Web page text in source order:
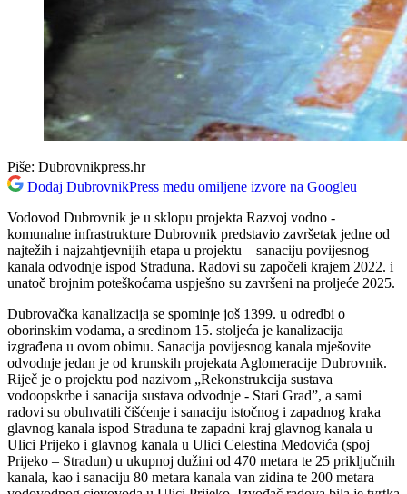
Piše: Dubrovnikpress.hr
Dodaj DubrovnikPress među omiljene izvore na Googleu
Vodovod Dubrovnik je u sklopu projekta Razvoj vodno -
komunalne infrastrukture Dubrovnik predstavio završetak jedne od
najtežih i najzahtjevnijih etapa u projektu – sanaciju povijesnog
kanala odvodnje ispod Straduna. Radovi su započeli krajem 2022. i
unatoč brojnim poteškoćama uspješno su završeni na proljeće 2025.
Dubrovačka kanalizacija se spominje još 1399. u odredbi o
oborinskim vodama, a sredinom 15. stoljeća je kanalizacija
izgrađena u ovom obimu. Sanacija povijesnog kanala mješovite
odvodnje jedan je od krunskih projekata Aglomeracije Dubrovnik.
Riječ je o projektu pod nazivom „Rekonstrukcija sustava
vodoopskrbe i sanacija sustava odvodnje - Stari Grad”, a sami
radovi su obuhvatili čišćenje i sanaciju istočnog i zapadnog kraka
glavnog kanala ispod Straduna te zapadni kraj glavnog kanala u
Ulici Prijeko i glavnog kanala u Ulici Celestina Medovića (spoj
Prijeko – Stradun) u ukupnoj dužini od 470 metara te 25 priključnih
kanala, kao i sanaciju 80 metara kanala van zidina te 200 metara